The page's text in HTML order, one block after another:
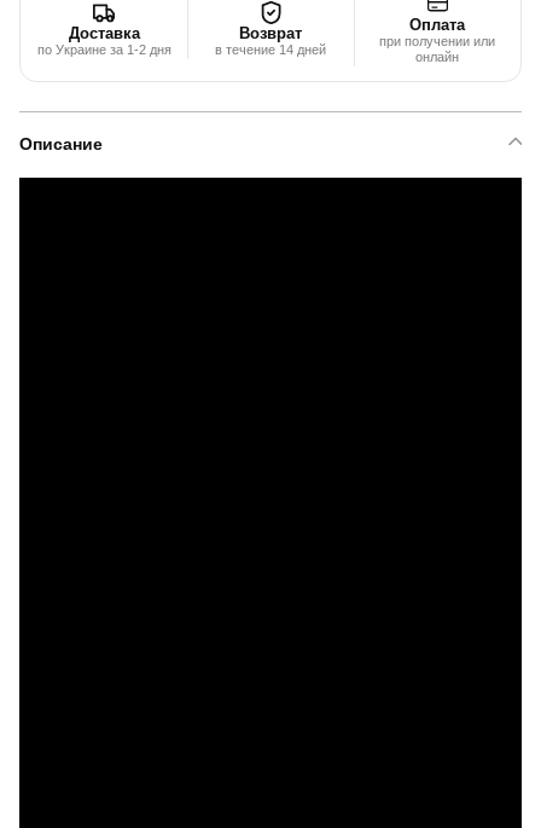
Доставка
по Украине за 1-2 дня
Возврат
в течение 14 дней
Оплата
при получении или
онлайн
Описание